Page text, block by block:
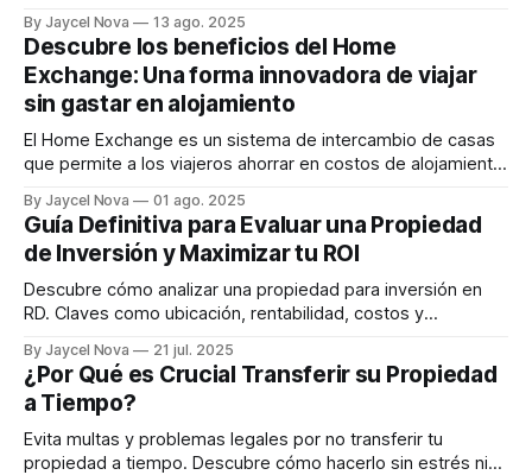
directamente. Es crucial revisar el contrato y evaluar la
capacidad financiera del inquilino antes de aceptar ser
fiador.
By Jaycel Nova 13 ago. 2025
Descubre los beneficios del Home
Exchange: Una forma innovadora de viajar
sin gastar en alojamiento
El Home Exchange es un sistema de intercambio de casas
que permite a los viajeros ahorrar en costos de alojamiento
artículo explica en detalle cómo funciona el Home Exchange
y los beneficios que ofrece.
By Jaycel Nova 01 ago. 2025
Guía Definitiva para Evaluar una Propiedad
de Inversión y Maximizar tu ROI
Descubre cómo analizar una propiedad para inversión en
RD. Claves como ubicación, rentabilidad, costos y
By Jaycel Nova 21 jul. 2025
¿Por Qué es Crucial Transferir su Propiedad
a Tiempo?
Evita multas y problemas legales por no transferir tu
propiedad a tiempo. Descubre cómo hacerlo sin estrés ni